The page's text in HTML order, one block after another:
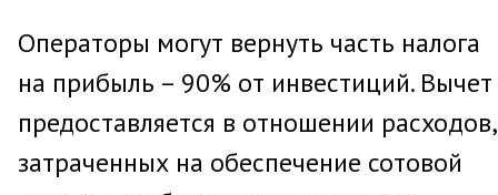
Операторы могут вернуть часть налога
на прибыль – 90% от инвестиций. Вычет
предоставляется в отношении расходов,
затраченных на обеспечение сотовой